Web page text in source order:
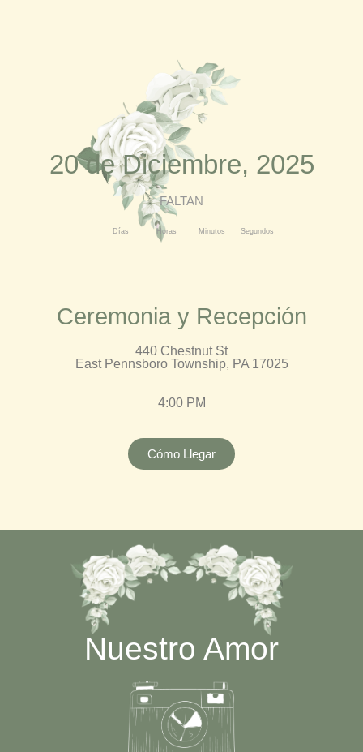
20 de Diciembre, 2025
FALTAN
Días Horas Minutos Segundos
Ceremonia y Recepción
440 Chestnut St
East Pennsboro Township, PA 17025
4:00 PM
Cómo Llegar
Nuestro Amor